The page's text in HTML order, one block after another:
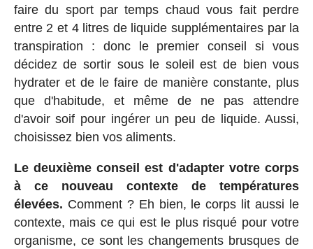
faire du sport par temps chaud vous fait perdre
entre 2 et 4 litres de liquide supplémentaires par la
transpiration : donc le premier conseil si vous
décidez de sortir sous le soleil est de bien vous
hydrater et de le faire de manière constante, plus
que d'habitude, et même de ne pas attendre
d'avoir soif pour ingérer un peu de liquide. Aussi,
choisissez bien vos aliments.
Le deuxième conseil est d'adapter votre corps
à ce nouveau contexte de températures
élevées. Comment ? Eh bien, le corps lit aussi le
contexte, mais ce qui est le plus risqué pour votre
organisme, ce sont les changements brusques de